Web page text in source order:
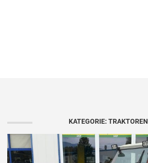
KATEGORIE: TRAKTOREN